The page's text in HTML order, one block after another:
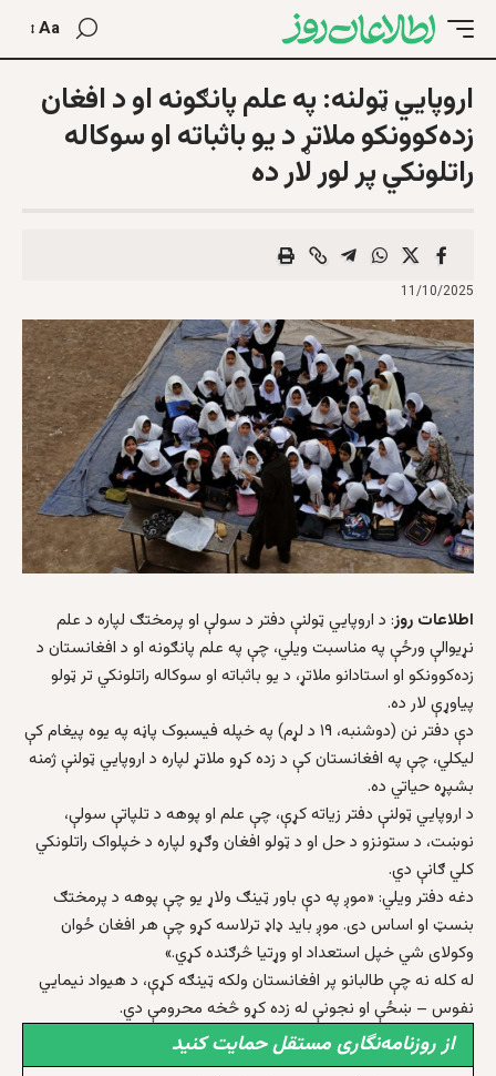
Aa
اروپایي ټولنه: په علم پانګونه او د افغان
زده‌کوونکو ملاتړ د یو باثباته او سوکاله
راتلونکي پر لور لار ده
11/10/2025
اطلاعات روز: د اروپایي ټولنې دفتر د سولې او پرمختګ لپاره د علم
نړیوالې ورځې په مناسبت ویلي، چې په علم پانګونه او د افغانستان د
زده‌کوونکو او استادانو ملاتړ، د یو باثباته او سوکاله راتلونکي تر ټولو
پیاوړې لار ده.
دې دفتر نن (دوشنبه، ۱۹ د لړم) په خپله فیسبوک پاڼه په یوه پیغام کې
لیکلي، چې په افغانستان کې د زده کړو ملاتړ لپاره د اروپايي ټولنې ژمنه
بشپړه حیاتي ده.
د اروپايي ټولنې دفتر زیاته کړې، چې علم او پوهه د تلپاتې سولې،
نوښت، د ستونزو د حل او د ټولو افغان وګړو لپاره د خپلواک راتلونکي
کلي ګانې دي.
دغه دفتر ویلي: «موږ په دې باور ټینګ ولاړ یو چې پوهه د پرمختګ
بنسټ او اساس دی. موږ باید ډاډ ترلاسه کړو چې هر افغان ځوان
وکولای شي خپل استعداد او وړتیا څرګنده کړي.»
له کله نه چې طالبانو پر افغانستان ولکه ټینګه کړې، د هیواد نیمایي
نفوس – ښځې او نجونې له زده کړو څخه محرومې دي.
از روزنامه‌نگاری مستقل حمایت کنید